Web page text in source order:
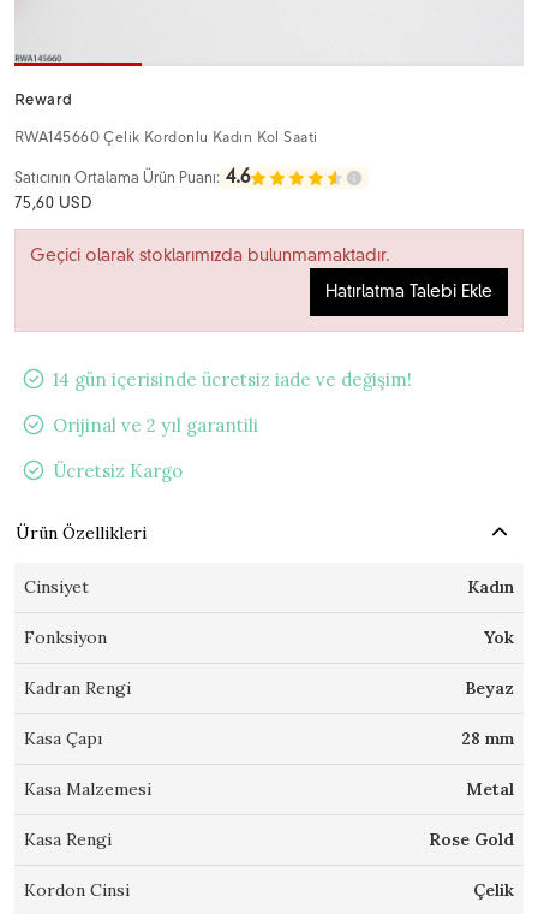
Reward
RWA145660 Çelik Kordonlu Kadın Kol Saati
Satıcının Ortalama Ürün Puanı: 4.6
75,60 USD
Geçici olarak stoklarımızda bulunmamaktadır.
Hatırlatma Talebi Ekle
14 gün içerisinde ücretsiz iade ve değişim!
Orijinal ve 2 yıl garantili
Ücretsiz Kargo
Ürün Özellikleri
Cinsiyet Kadın
Fonksiyon Yok
Kadran Rengi Beyaz
Kasa Çapı 28 mm
Kasa Malzemesi Metal
Kasa Rengi Rose Gold
Kordon Cinsi Çelik